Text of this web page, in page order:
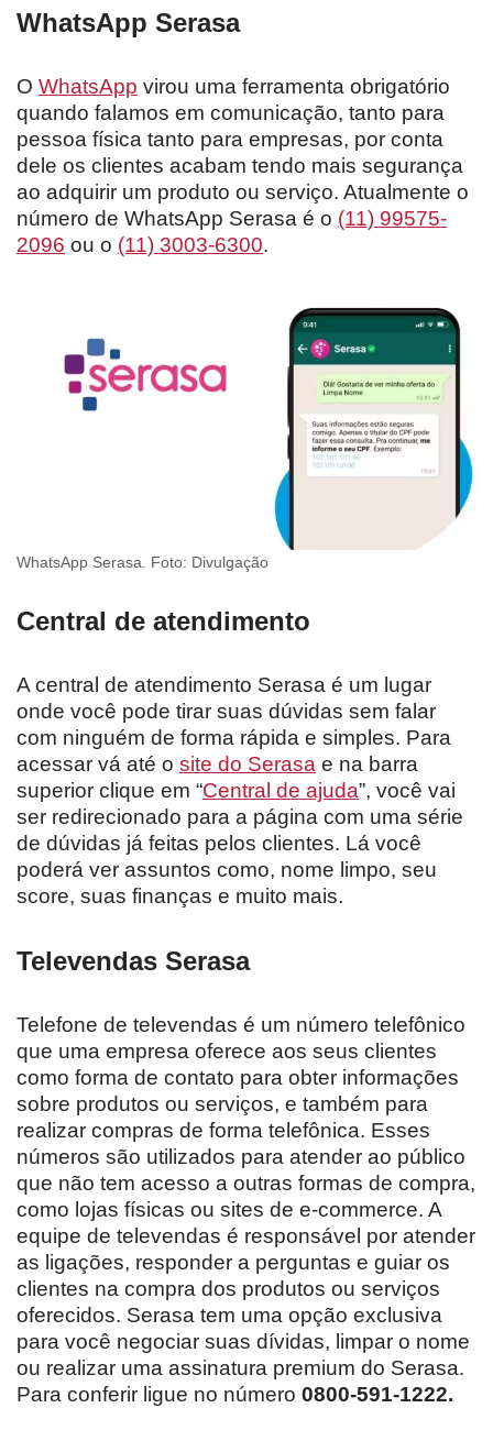
WhatsApp Serasa
O WhatsApp virou uma ferramenta obrigatório
quando falamos em comunicação, tanto para
pessoa física tanto para empresas, por conta
dele os clientes acabam tendo mais segurança
ao adquirir um produto ou serviço. Atualmente o
número de WhatsApp Serasa é o (11) 99575-
2096 ou o (11) 3003-6300.
WhatsApp Serasa. Foto: Divulgação
Central de atendimento
A central de atendimento Serasa é um lugar
onde você pode tirar suas dúvidas sem falar
com ninguém de forma rápida e simples. Para
acessar vá até o site do Serasa e na barra
superior clique em “Central de ajuda”, você vai
ser redirecionado para a página com uma série
de dúvidas já feitas pelos clientes. Lá você
poderá ver assuntos como, nome limpo, seu
score, suas finanças e muito mais.
Televendas Serasa
Telefone de televendas é um número telefônico
que uma empresa oferece aos seus clientes
como forma de contato para obter informações
sobre produtos ou serviços, e também para
realizar compras de forma telefônica. Esses
números são utilizados para atender ao público
que não tem acesso a outras formas de compra,
como lojas físicas ou sites de e-commerce. A
equipe de televendas é responsável por atender
as ligações, responder a perguntas e guiar os
clientes na compra dos produtos ou serviços
oferecidos. Serasa tem uma opção exclusiva
para você negociar suas dívidas, limpar o nome
ou realizar uma assinatura premium do Serasa.
Para conferir ligue no número 0800-591-1222.